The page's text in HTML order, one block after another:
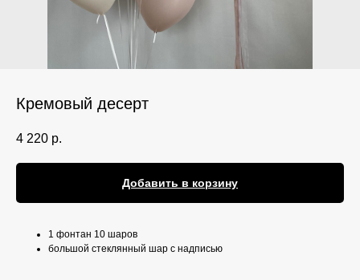
Кремовый десерт
4 220 р.
Добавить в корзину
1 фонтан 10 шаров
большой стеклянный шар с надписью